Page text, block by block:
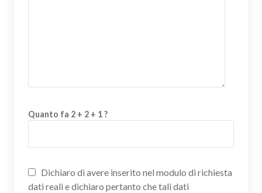
Quanto fa 2 + 2 + 1 ?
Dichiaro di avere inserito nel modulo di richiesta
dati reali e dichiaro pertanto che tali dati